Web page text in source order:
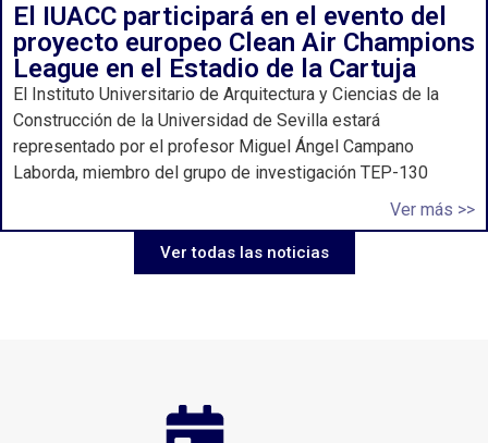
El IUACC participará en el evento del
proyecto europeo Clean Air Champions
League en el Estadio de la Cartuja
El Instituto Universitario de Arquitectura y Ciencias de la
Construcción de la Universidad de Sevilla estará
representado por el profesor Miguel Ángel Campano
Laborda, miembro del grupo de investigación TEP-130
Ver más >>
Ver todas las noticias